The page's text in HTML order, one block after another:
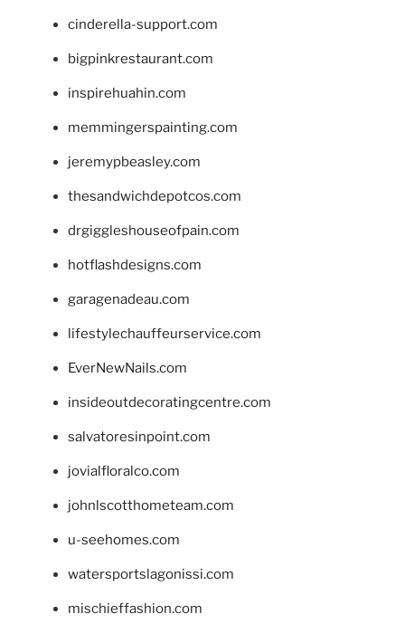
cinderella-support.com
bigpinkrestaurant.com
inspirehuahin.com
memmingerspainting.com
jeremypbeasley.com
thesandwichdepotcos.com
drgiggleshouseofpain.com
hotflashdesigns.com
garagenadeau.com
lifestylechauffeurservice.com
EverNewNails.com
insideoutdecoratingcentre.com
salvatoresinpoint.com
jovialfloralco.com
johnlscotthometeam.com
u-seehomes.com
watersportslagonissi.com
mischieffashion.com